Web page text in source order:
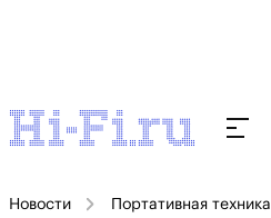
Новости Портативная техника